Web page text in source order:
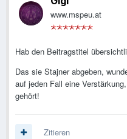
www.mspeu.at
Hab den Beitragstitel
Das sie Stajner abgeben,
auf jeden Fall eine
gehört!
Zitieren